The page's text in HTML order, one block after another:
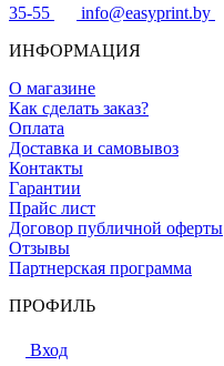
35-55
info@easyprint.by
ИНФОРМАЦИЯ
О магазине
Как сделать заказ?
Оплата
Доставка и самовывоз
Контакты
Гарантии
Прайс лист
Договор публичной оферты
Отзывы
Партнерская программа
ПРОФИЛЬ
Вход